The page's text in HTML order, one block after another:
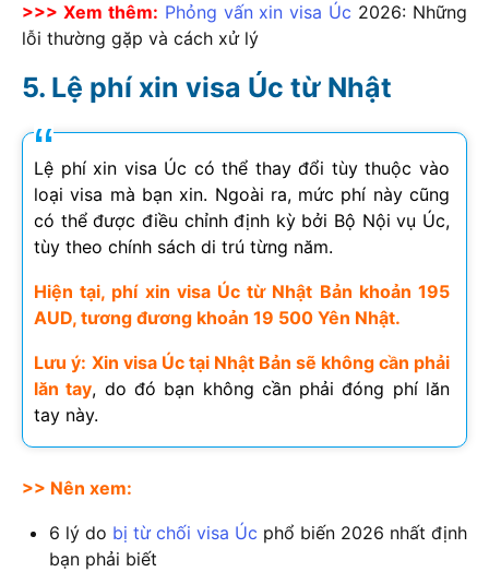
>>> Xem thêm: Phỏng vấn xin visa Úc 2026: Những
lỗi thường gặp và cách xử lý
Lệ phí xin visa Úc từ Nhật
Lệ phí xin visa Úc có thể thay đổi tùy thuộc vào
loại visa mà bạn xin. Ngoài ra, mức phí này cũng
có thể được điều chỉnh định kỳ bởi Bộ Nội vụ Úc,
tùy theo chính sách di trú từng năm.
Hiện tại, phí xin visa Úc từ Nhật Bản khoản 195
AUD, tương đương khoản 19 500 Yên Nhật.
Lưu ý: Xin visa Úc tại Nhật Bản sẽ không cần phải
lăn tay, do đó bạn không cần phải đóng phí lăn
tay này.
>> Nên xem:
6 lý do bị từ chối visa Úc phổ biến 2026 nhất định
bạn phải biết